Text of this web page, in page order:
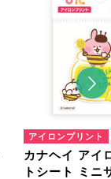
アイロンプリント
カナヘイ アイ
トシート ミニ